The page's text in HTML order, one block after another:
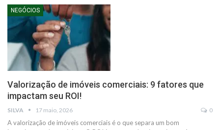
NEGÓCIOS
Valorização de imóveis comerciais: 9 fatores que
impactam seu ROI!
SILVA 17 maio, 2026 0
A valorização de imóveis comerciais é o que separa um bom